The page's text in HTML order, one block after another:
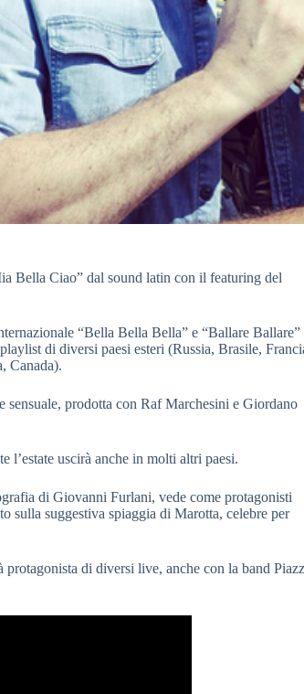
Bella Ciao” dal sound latin con il featuring del
“Bella Bella Bella” e “Ballare Ballare”
di diversi paesi esteri (Russia, Brasile,
Canada).
sensuale, prodotta con Raf Marchesini e Giordano
l’estate uscirà anche in molti altri paesi.
di Giovanni Furlani, vede come protagonisti
sulla suggestiva spiaggia di Marotta, celebre per
di diversi live, anche con la band